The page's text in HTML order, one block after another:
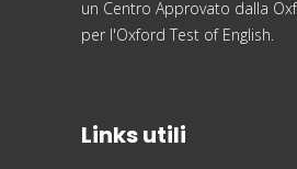
un Centro Approvato dalla
per l'Oxford Test of English.
Links utili